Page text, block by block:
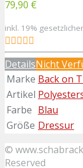
79,90 €
inkl. 19%
DetailsNicht
Marke Back on
Artikel
Farbe Blau
Größe Dressur
©
Reserved